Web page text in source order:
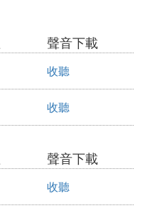
聲音下載
收聽
收聽
聲音下載
收聽